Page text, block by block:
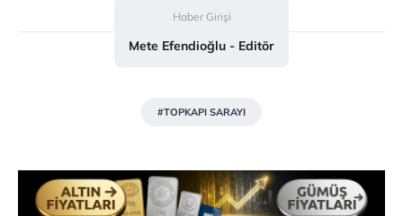
Haber Girişi
Mete Efendioğlu - Editör
#TOPKAPI SARAYI